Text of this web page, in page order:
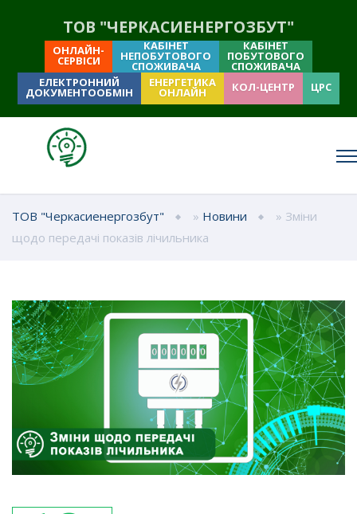
ТОВ "ЧЕРКАСИЕНЕРГОЗБУТ"
ОНЛАЙН-
СЕРВІСИ
КАБІНЕТ
НЕПОБУТОВОГО
СПОЖИВАЧА
КАБІНЕТ
ПОБУТОВОГО
СПОЖИВАЧА
ЕЛЕКТРОННИЙ
ДОКУМЕНТООБМІН
ЕНЕРГЕТИКА
ОНЛАЙН КОЛ-ЦЕНТР ЦРС
ТОВ "Черкасиенергозбут" » Новини
» Зміни
щодо передачі показів лічильника